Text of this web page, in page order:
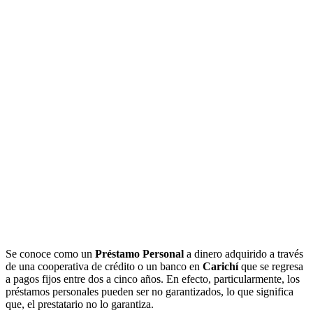
Se conoce como un Préstamo Personal a dinero adquirido a través
de una cooperativa de crédito o un banco en Carichíque se regresa
a pagos fijos entre dos a cinco años. En efecto, particularmente, los
préstamos personales pueden ser no garantizados, lo que significa
que, el prestatario no lo garantiza.